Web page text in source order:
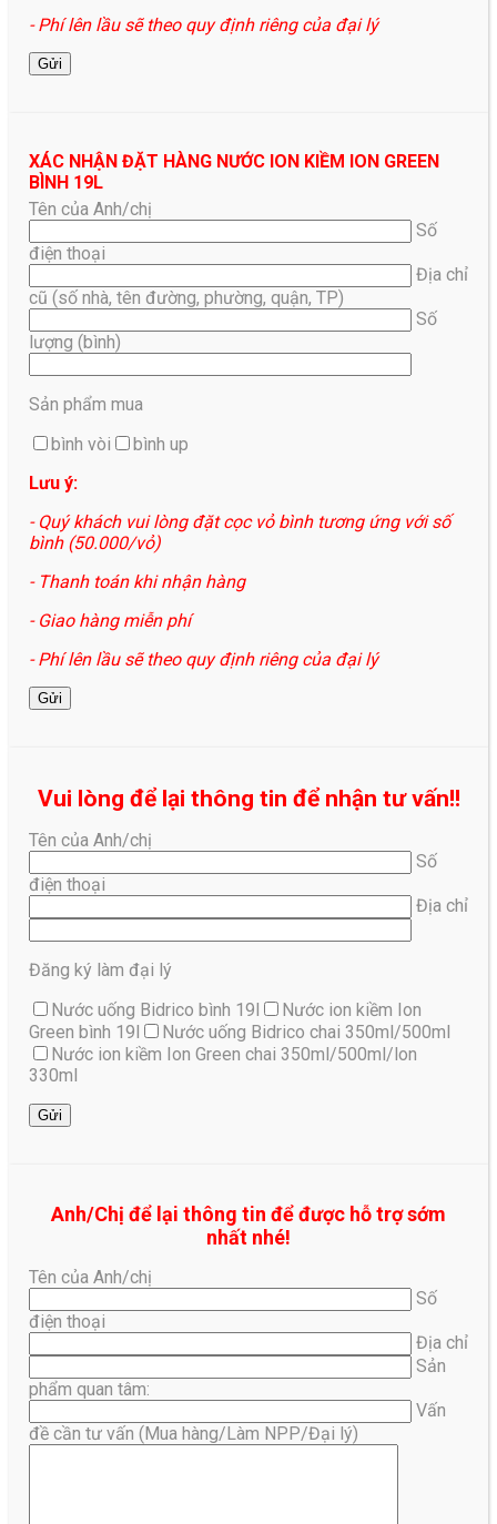
- Phí lên lầu sẽ theo quy định riêng của đại lý
XÁC NHẬN ĐẶT HÀNG NƯỚC ION KIỀM ION GREEN
BÌNH 19L
Tên của Anh/chị
Số
điện thoại
Địa chỉ
cũ (số nhà, tên đường, phường, quận, TP)
Số
lượng (bình)
Sản phẩm mua
bình vòi
bình up
Lưu ý:
- Quý khách vui lòng đặt cọc vỏ bình tương ứng với số
bình (50.000/vỏ)
- Thanh toán khi nhận hàng
- Giao hàng miễn phí
- Phí lên lầu sẽ theo quy định riêng của đại lý
Vui lòng để lại thông tin để nhận tư vấn!!
Tên của Anh/chị
Số
điện thoại
Địa chỉ
Đăng ký làm đại lý
Nước uống Bidrico bình 19l
Nước ion kiềm Ion
Green bình 19l
Nước uống Bidrico chai 350ml/500ml
Nước ion kiềm Ion Green chai 350ml/500ml/lon
330ml
Anh/Chị để lại thông tin để được hỗ trợ sớm
nhất nhé!
Tên của Anh/chị
Số
điện thoại
Địa chỉ
Sản
phẩm quan tâm:
Vấn
đề cần tư vấn (Mua hàng/Làm NPP/Đại lý)